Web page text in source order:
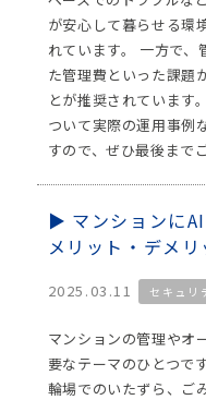
が安心して暮らせる環
れています。 一方で
た管理費といった課題
とが推奨されています
ついて実際の運用事例
すので、ぜひ最後まで
マンションに
メリット・デメ
2025.03.11 セキュリ
マンションの管理やオ
要なテーマのひとつで
輪場でのいたずら、ご